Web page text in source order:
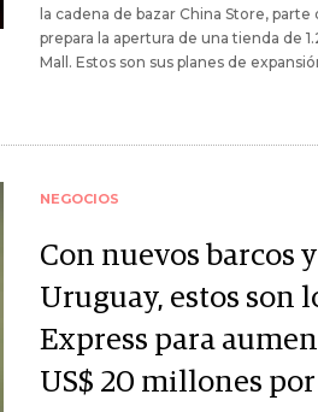
la cadena de bazar China Store,
prepara la apertura de una tienda de
Mall. Estos son sus planes de
NEGOCIOS
Con nuevos barcos
Uruguay, estos son
Express para
US$ 20 millones